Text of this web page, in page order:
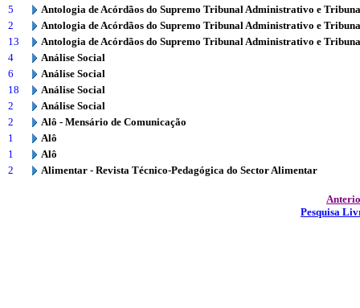
5
Antologia de Acórdãos do Supremo Tribunal Administrativo e
2
Antologia de Acórdãos do Supremo Tribunal Administrativo e
13
Antologia de Acórdãos do Supremo Tribunal Administrativo e
4
Análise Social
6
Análise Social
18
Análise Social
2
Análise Social
2
Alô - Mensário de Comunicação
1
Alô
1
Alô
2
Alimentar - Revista Técnico-Pedagógica do Sector Alimentar
Pesquisa